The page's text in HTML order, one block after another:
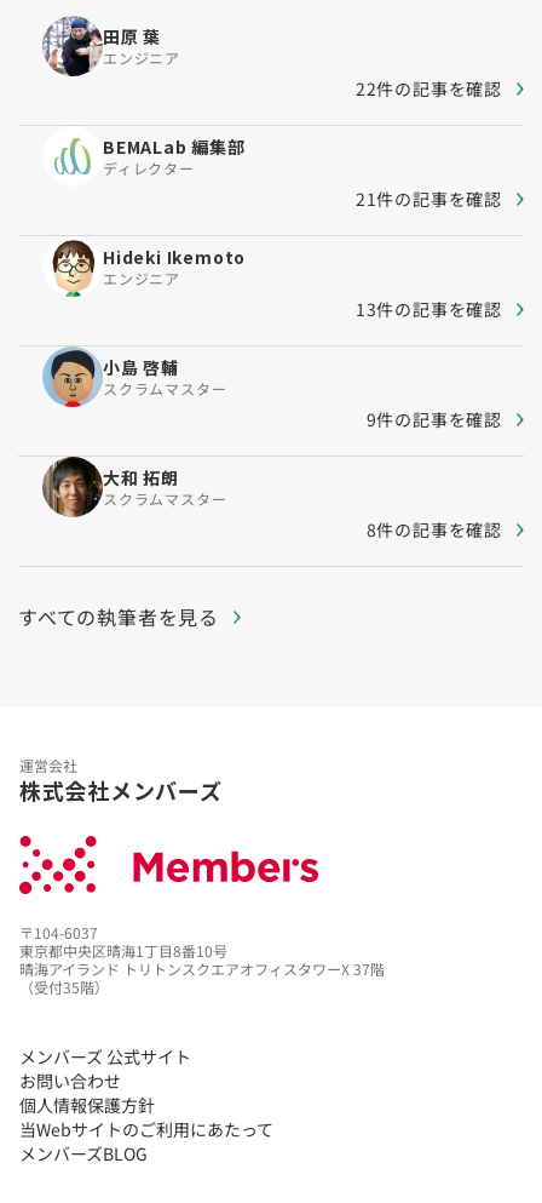
田原 葉
エンジニア
22件の記事を確認
BEMALab 編集部
ディレクター
21件の記事を確認
Hideki Ikemoto
エンジニア
13件の記事を確認
小島 啓輔
スクラムマスター
9件の記事を確認
大和 拓朗
スクラムマスター
8件の記事を確認
すべての執筆者を見る
運営会社
株式会社メンバーズ
〒104-6037
東京都中央区晴海1丁目8番10号
晴海アイランド トリトンスクエアオフィスタワーX 37階
（受付35階）
メンバーズ 公式サイト
お問い合わせ
個人情報保護方針
当Webサイトのご利用にあたって
メンバーズBLOG